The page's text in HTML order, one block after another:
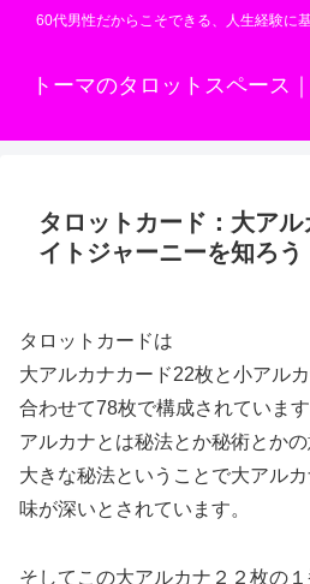
60代男性だからこそできる、人生経験に
トーマのタロットスペース
タロットカード：大ア
イトジャーニーを知ろう
タロットカードは
大アルカナカード22枚と小アル
合わせて78枚で構成されています
アルカナとは秘法とか秘術とかの
大きな秘法ということで大アル
味が深いとされています。
そしてこの大アルカナ２２枚の